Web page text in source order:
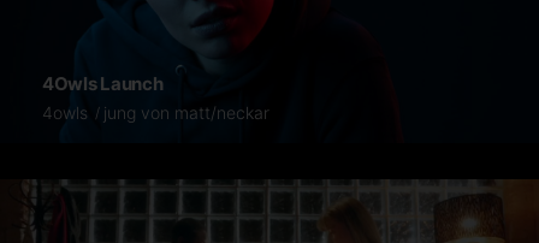
4Owls Launch
4owls jung von matt/neckar